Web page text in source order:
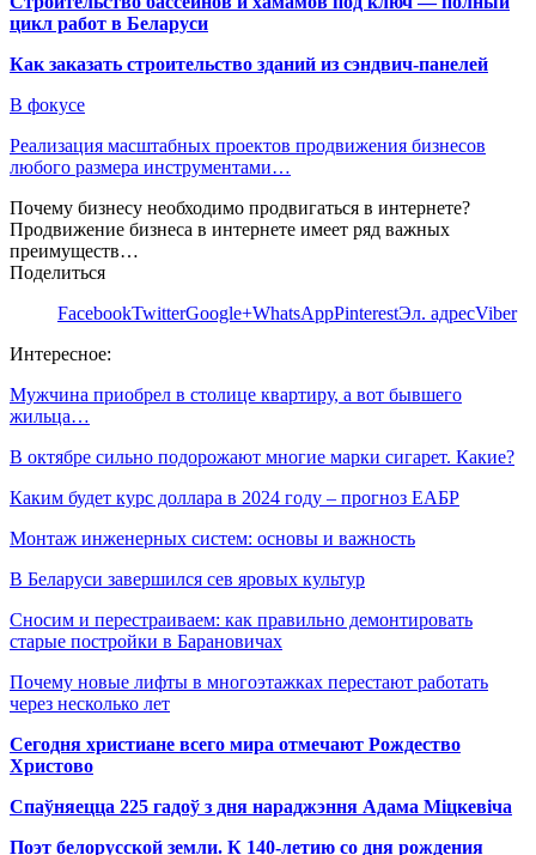
цикл работ в Беларуси
Как заказать строительство зданий из сэндвич-панелей
В фокусе
Реализация масштабных проектов продвижения бизнесов
любого размера инструментами…
Почему бизнесу необходимо продвигаться в интернете?
Продвижение бизнеса в интернете имеет ряд важных
преимуществ…
Поделиться
FacebookTwitterGoogle+WhatsAppPinterestЭл. адресViber
Интересное:
Мужчина приобрел в столице квартиру, а вот бывшего
жильца…
В октябре сильно подорожают многие марки сигарет. Какие?
Каким будет курс доллара в 2024 году – прогноз ЕАБР
Монтаж инженерных систем: основы и важность
В Беларуси завершился сев яровых культур
Сносим и перестраиваем: как правильно демонтировать
старые постройки в Барановичах
Почему новые лифты в многоэтажках перестают работать
через несколько лет
Сегодня христиане всего мира отмечают Рождество
Христово
Спаўняецца 225 гадоў з дня нараджэння Адама Міцкевіча
Поэт белорусской земли. К 140-летию со дня рождения